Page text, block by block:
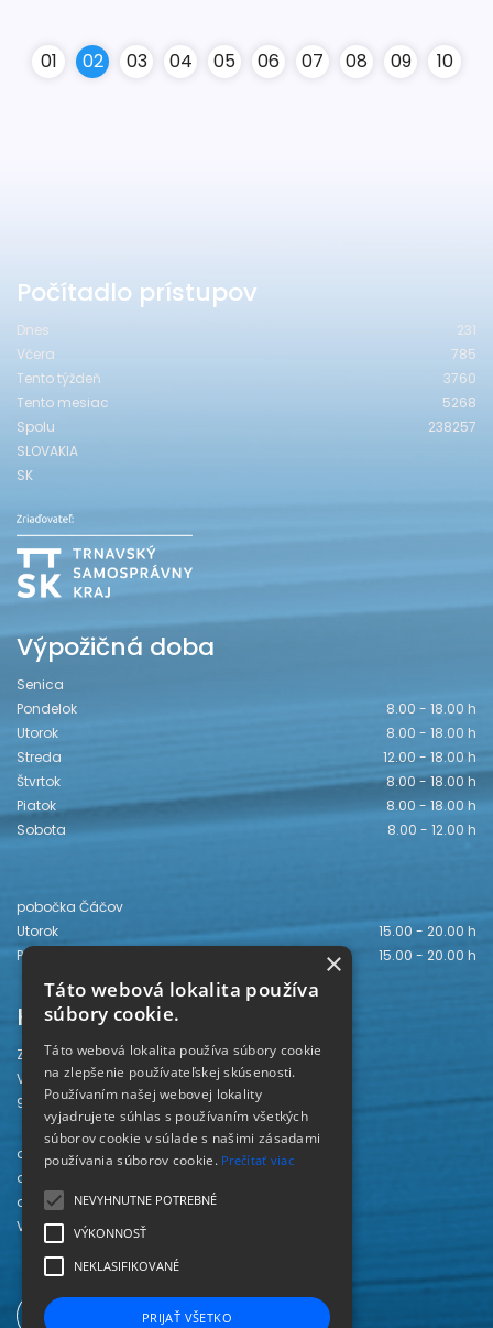
01 02 03 04 05 06 07 08 09 10
Počítadlo prístupov
Dnes
231
Včera
785
Tento týždeň
3760
Tento mesiac
5268
Spolu
238257
SLOVAKIA
SK
Výpožičná doba
Senica
Pondelok
8.00 - 18.00 h
Utorok
8.00 - 18.00 h
Streda
12.00 - 18.00 h
Štvrtok
8.00 - 18.00 h
Piatok
8.00 - 18.00 h
Sobota
8.00 - 12.00 h
pobočka Čáčov
Utorok
15.00 - 20.00 h
Piatok
15.00 - 20.00 h
Kontakt
Záhorská knižnica
Vajanského 28
905 01 Senica
odd. beletrie 034/654 3780
odd. odbornej literatúry 034/651 2710
odd. pre deti a mládež 034/654 6519
Viac kontaktov nájdete
×
Táto webová lokalita používa
súbory cookie.
Táto webová lokalita používa súbory cookie
na zlepšenie používateľskej skúsenosti.
Používaním našej webovej lokality
vyjadrujete súhlas s používaním všetkých
súborov cookie v súlade s našimi zásadami
používania súborov cookie. Prečítať viac
NEVYHNUTNE POTREBNÉ
VÝKONNOSŤ
NEKLASIFIKOVANÉ
PRIJAŤ VŠETKO